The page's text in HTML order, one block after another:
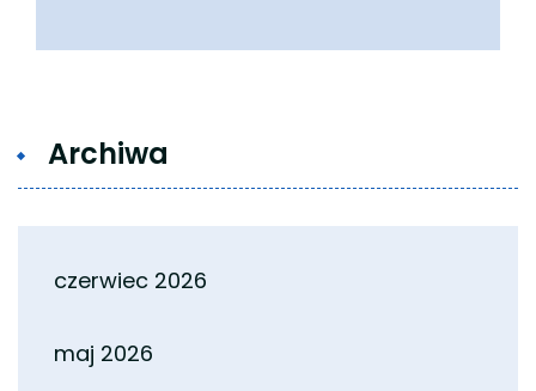
Archiwa
czerwiec 2026
maj 2026